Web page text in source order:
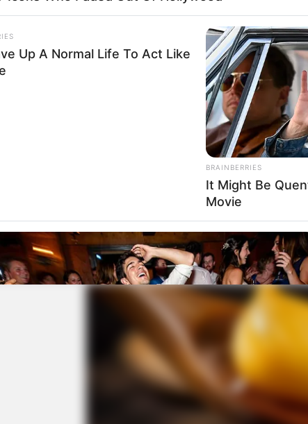
Participe do
Fique informado em tempo real
Clique aqui para entrar no
Up A Normal Life To Act Like
BRAINBERRIES
It Might Be
Movie